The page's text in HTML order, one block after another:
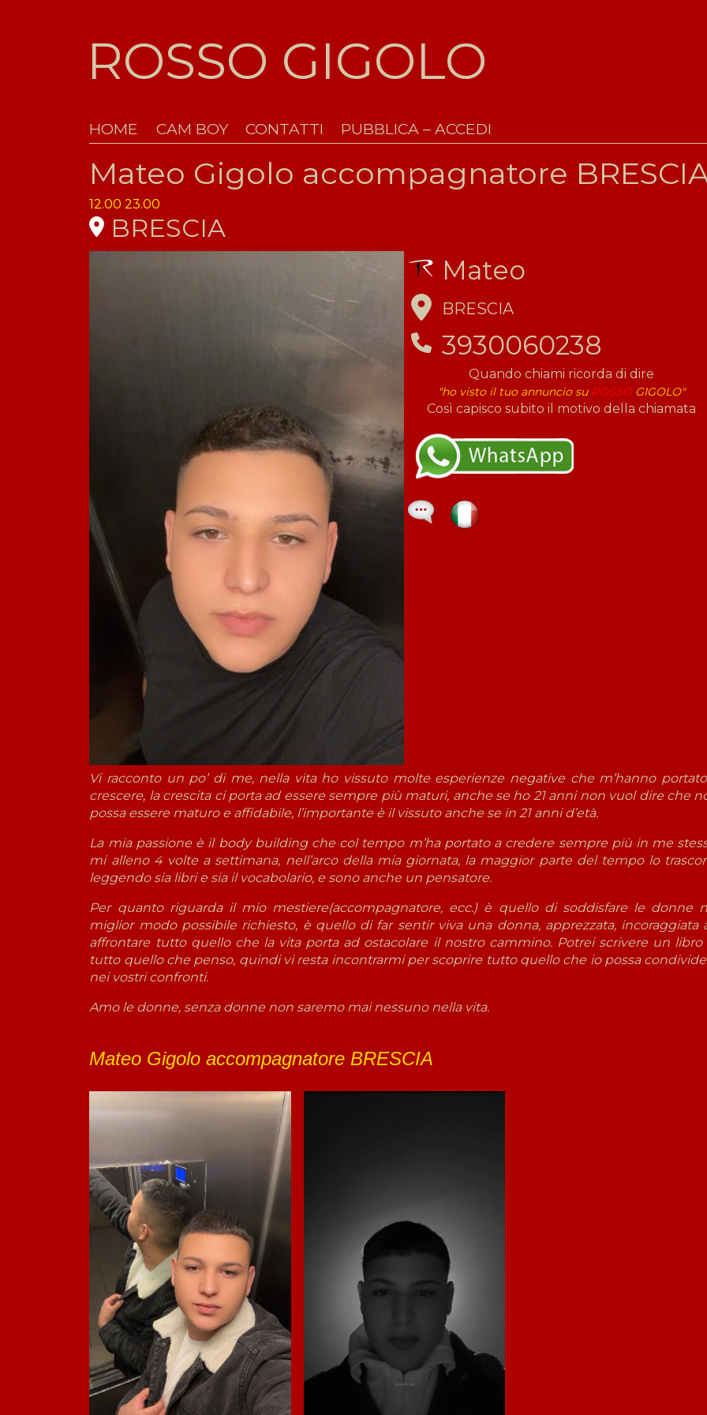
ROSSO GIGOLO
HOME CAM BOY CONTATTI PUBBLICA – ACCEDI
Mateo Gigolo accompagnatore
12.00 23.00
BRESCIA
Mateo
BRESCIA
3930060238
Quando chiami ricorda di dire
"ho visto il tuo annuncio su ROSSO GIGOLO"
Così capisco subito il motivo della chiamata
Vi racconto un po’ di me, nella vita ho vissuto molte esperienze negative che m’hanno
crescere, la crescita ci porta ad essere sempre più maturi, anche se ho 21 anni non vuol dire che
possa essere maturo e affidabile, l’importante è il vissuto anche se in 21 anni d’età.
La mia passione è il body building che col tempo m’ha portato a credere sempre più in me
mi alleno 4 volte a settimana, nell’arco della mia giornata, la maggior parte del tempo lo
leggendo sia libri e sia il vocabolario, e sono anche un pensatore.
Per quanto riguarda il mio mestiere(accompagnatore, ecc.) è quello di soddisfare le donne
miglior modo possibile richiesto, è quello di far sentir viva una donna, apprezzata, incoraggiata
affrontare tutto quello che la vita porta ad ostacolare il nostro cammino. Potrei scrivere un libro
tutto quello che penso, quindi vi resta incontrarmi per scoprire tutto quello che io possa
nei vostri confronti.
Amo le donne, senza donne non saremo mai nessuno nella vita.
Mateo Gigolo accompagnatore BRESCIA